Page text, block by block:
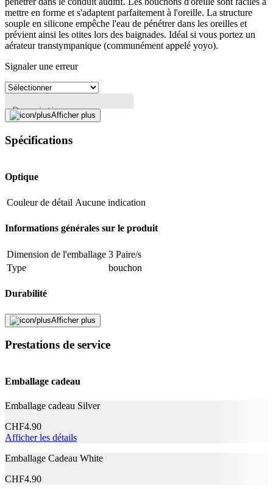
mettre en forme et s'adaptent parfaitement à l'oreille. La structure
souple en silicone empêche l'eau de pénétrer dans les oreilles et
prévient ainsi les otites lors des baignades. Idéal si vous portez un
aérateur transtympanique (communément appelé yoyo).
Signaler une erreur
Description
Adresse e-mail (facultatif)
Signaler des données erronées
Afficher plus
Spécifications
Optique
Couleur de détail Aucune indication
Informations générales sur le produit
Dimension de l'emballage 3 Paire/s
Type
bouchon
Durabilité
La vie naturelle Pas de particularités
Mentions légales
Effet Contre le bruit, Protection contre l'eau
Nom du fabricant
Afficher plus
Prestations de service
Emballage cadeau
Emballage cadeau Silver
CHF4.90
Afficher les détails
Emballage Cadeau White
CHF4.90